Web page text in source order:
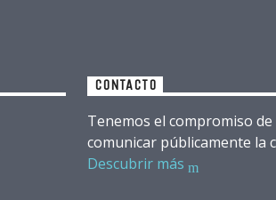
CONTACTO
Tenemos el compromiso de
comunicar públicamente la
Descubrir más